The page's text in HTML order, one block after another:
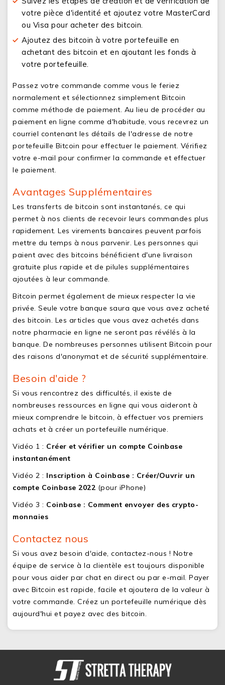
votre pièce d'identité et ajoutez votre MasterCard
ou Visa pour acheter des bitcoin.
Ajoutez des bitcoin à votre portefeuille en
achetant des bitcoin et en ajoutant les fonds à
votre portefeuille.
Passez votre commande comme vous le feriez
normalement et sélectionnez simplement Bitcoin
comme méthode de paiement. Au lieu de procéder au
paiement en ligne comme d'habitude, vous recevrez un
courriel contenant les détails de l'adresse de notre
portefeuille Bitcoin pour effectuer le paiement. Vérifiez
votre e-mail pour confirmer la commande et effectuer
le paiement.
Avantages Supplémentaires
Les transferts de bitcoin sont instantanés, ce qui
permet à nos clients de recevoir leurs commandes plus
rapidement. Les virements bancaires peuvent parfois
mettre du temps à nous parvenir. Les personnes qui
paient avec des bitcoins bénéficient d'une livraison
gratuite plus rapide et de pilules supplémentaires
ajoutées à leur commande.
Bitcoin permet également de mieux respecter la vie
privée. Seule votre banque saura que vous avez acheté
des bitcoin. Les articles que vous avez achetés dans
notre pharmacie en ligne ne seront pas révélés à la
banque. De nombreuses personnes utilisent Bitcoin pour
des raisons d'anonymat et de sécurité supplémentaire.
Besoin d'aide ?
Si vous rencontrez des difficultés, il existe de
nombreuses ressources en ligne qui vous aideront à
mieux comprendre le bitcoin, à effectuer vos premiers
achats et à créer un portefeuille numérique.
Vidéo 1 : Créer et vérifier un compte Coinbase
instantanément
Vidéo 2 : Inscription à Coinbase : Créer/Ouvrir un
compte Coinbase 2022 (pour iPhone)
Vidéo 3 : Coinbase : Comment envoyer des crypto-
monnaies
Contactez nous
Si vous avez besoin d'aide, contactez-nous ! Notre
équipe de service à la clientèle est toujours disponible
pour vous aider par chat en direct ou par e-mail. Payer
avec Bitcoin est rapide, facile et ajoutera de la valeur à
votre commande. Créez un portefeuille numérique dès
aujourd'hui et payez avec des bitcoin.